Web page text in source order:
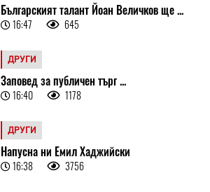
Българският талант Йоан Величков ще ...
16:47 645
ДРУГИ
Заповед за публичен търг ...
16:40 1178
ДРУГИ
Напусна ни Емил Хаджийски
16:38 3756